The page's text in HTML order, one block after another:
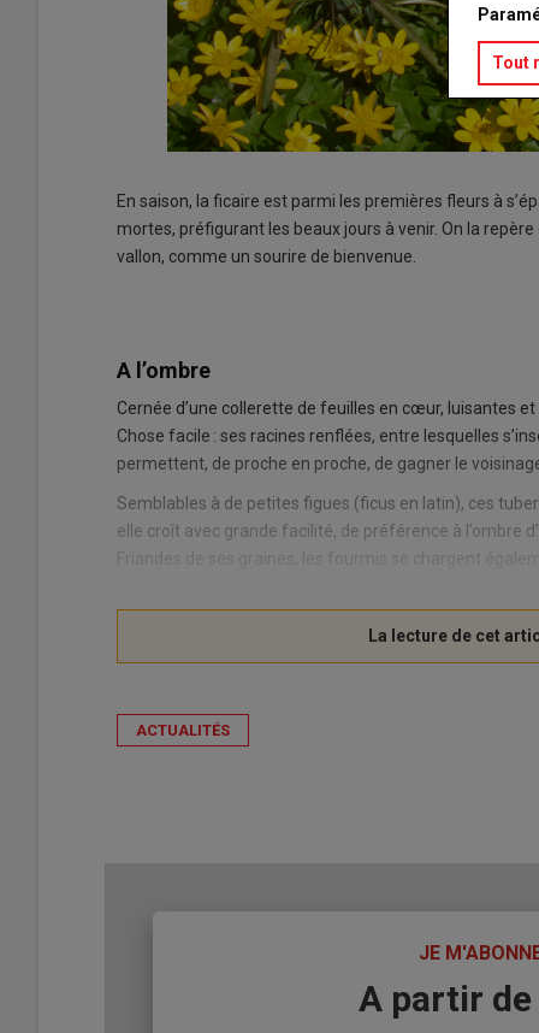
En saison, la ficaire est parmi les premières fleurs à
mortes, préfigurant les beaux jours à venir. On la
vallon, comme un sourire de bienvenue.
A l’ombre
Cernée d’une collerette de feuilles en cœur, luisantes
Chose facile : ses racines renflées, entre lesquelles
permettent, de proche en proche, de gagner le
Semblables à de petites figues (ficus en latin), ces
elle croît avec grande facilité, de préférence à l’ombre
Friandes de ses graines, les fourmis se chargent
ACTUALITÉS
JE
A partir de
Tout